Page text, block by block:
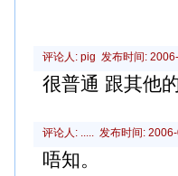
评论人: pig 发布时间:
很普通 跟其他
评论人: ..... 发布时间:
唔知。